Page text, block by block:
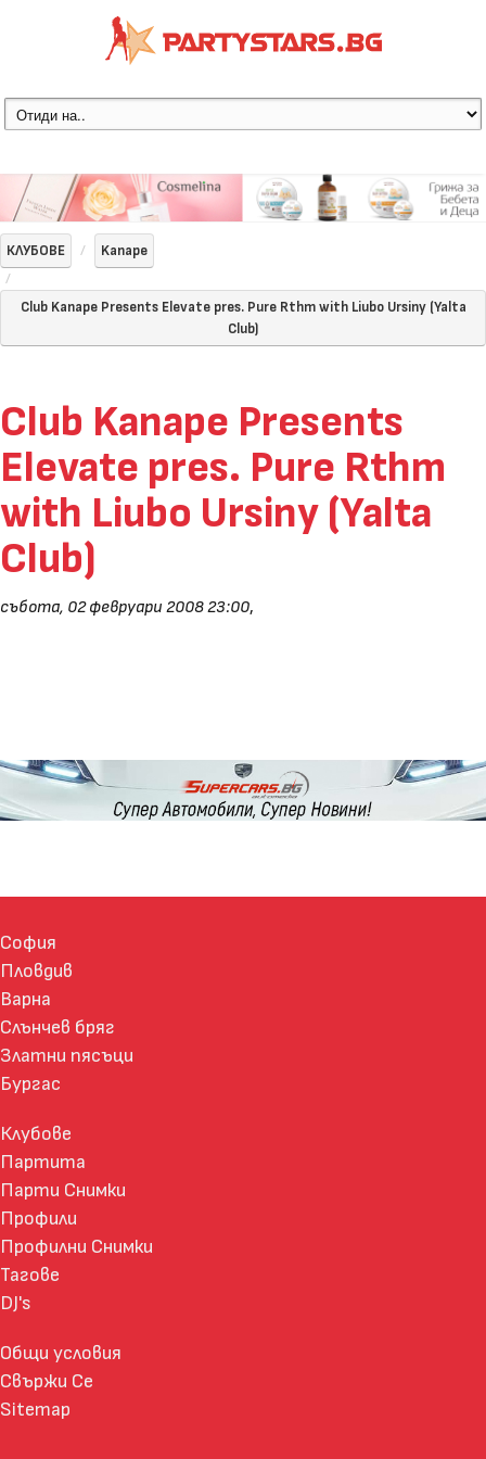
КЛУБОВЕ Kanape
Club Kanape Presents Elevate pres. Pure Rthm with Liubo Ursiny (Yalta
Club)
Club Kanape Presents
Elevate pres. Pure Rthm
with Liubo Ursiny (Yalta
Club)
събота, 02 февруари 2008 23:00,
София
Пловдив
Варна
Слънчев бряг
Златни пясъци
Бургас
Клубове
Партита
Парти Снимки
Профили
Профилни Снимки
Тагове
DJ's
Общи условия
Свържи Се
Sitemap